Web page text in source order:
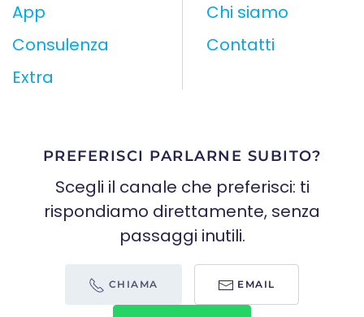
App
Consulenza
Extra
Chi siamo
Contatti
PREFERISCI PARLARNE SUBITO?
Scegli il canale che preferisci: ti
rispondiamo direttamente, senza
passaggi inutili.
CHIAMA EMAIL